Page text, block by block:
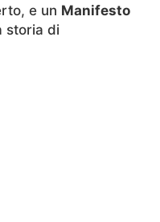
e un Manifesto
storia di